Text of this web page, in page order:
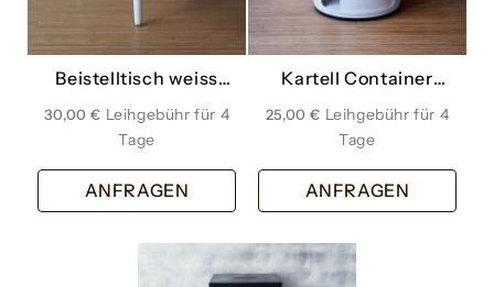
Beistelltisch weiss
30,00€
ANFRAGEN
Kartell Container
25,00€
ANFRAGEN